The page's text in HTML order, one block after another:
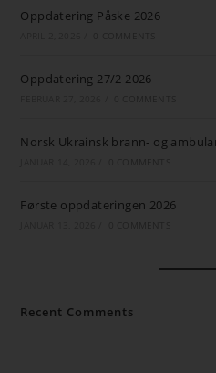
Oppdatering Påske 2026
Oppdatering 27/2 2026
Norsk Ukrainsk brann- og
Første oppdateringen 2026
Recent Comments